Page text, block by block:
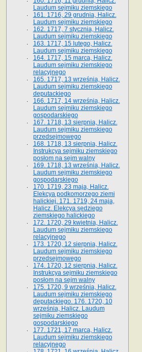
Laudum sejmiku ziemskiego
161. 1716, 29 grudnia, Halicz.
Laudum sejmiku ziemskiego
162. 1717, 7 stycznia, Halicz.
Laudum sejmiku ziemskiego
163. 1717, 15 lutego, Halicz.
Laudum sejmiku ziemskiego
164. 1717, 15 marca, Halicz.
Laudum sejmiku ziemskiego
relacyjnego
165. 1717, 13 września, Halicz.
Laudum sejmiku ziemskiego
deputackiego
166. 1717, 14 września, Halicz.
Laudum sejmiku ziemskiego
gospodarskiego
167. 1718, 13 sierpnia, Halicz.
Laudum sejmiku ziemskiego
przedsejmowego
168. 1718, 13 sierpnia, Halicz.
Instrukcya sejmiku ziemskiego
posłom na sejm walny
169. 1718, 13 września, Halicz.
Laudum sejmiku ziemskiego
gospodarskiego
170. 1719, 23 maja, Halicz.
Elekcya podkomorzego ziemi
halickiej. 171. 1719, 24 maja,
Halicz. Elekcya sędziego
ziemskiego halickiego
172. 1720, 29 kwietnia, Halicz.
Laudum sejmiku ziemskiego
relacyjnego
173. 1720, 12 sierpnia, Halicz.
Laudum sejmiku ziemskiego
przedsejmowego
174. 1720, 12 sierpnia, Halicz.
Instrukcya sejmiku ziemskiego
posłom na sejm walny
175. 1720, 9 września, Halicz.
Laudum sejmiku ziemskiego
deputackiego. 176. 1720, 10
września, Halicz. Laudum
sejmiku ziemskiego
gospodarskiego
177. 1721, 17 marca, Halicz.
Laudum sejmiku ziemskiego
relacyjnego